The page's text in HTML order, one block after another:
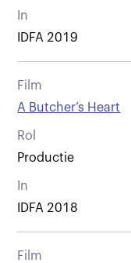
In
IDFA 2019
Film
A Butcher’s Heart
Rol
Productie
In
IDFA 2018
Film